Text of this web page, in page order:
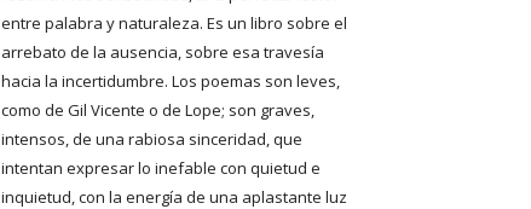
entre palabra y naturaleza. Es un libro sobre el
arrebato de la ausencia, sobre esa travesía
hacia la incertidumbre. Los poemas son leves,
como de Gil Vicente o de Lope; son graves,
intensos, de una rabiosa sinceridad, que
intentan expresar lo inefable con quietud e
inquietud, con la energía de una aplastante luz